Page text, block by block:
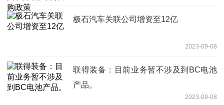
极石汽车关联公司增资至12亿
2023-09-08
联得装备：目前业务暂不涉及到BC电池
产品。
2023-09-08